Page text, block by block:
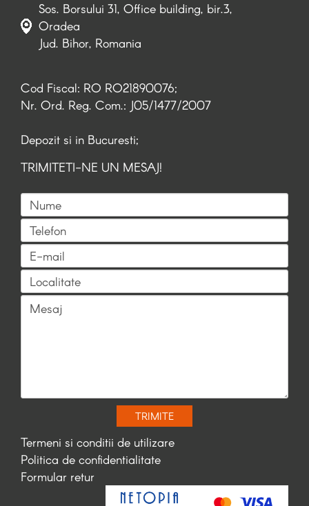
Sos. Borsului 31, Office building, bir.3,
Oradea
Jud. Bihor, Romania
Cod Fiscal: RO RO21890076;
Nr. Ord. Reg. Com.: J05/1477/2007
Depozit si in Bucuresti;
TRIMITETI-NE UN MESAJ!
TRIMITE
Termeni si conditii de utilizare
Politica de confidentialitate
Formular retur